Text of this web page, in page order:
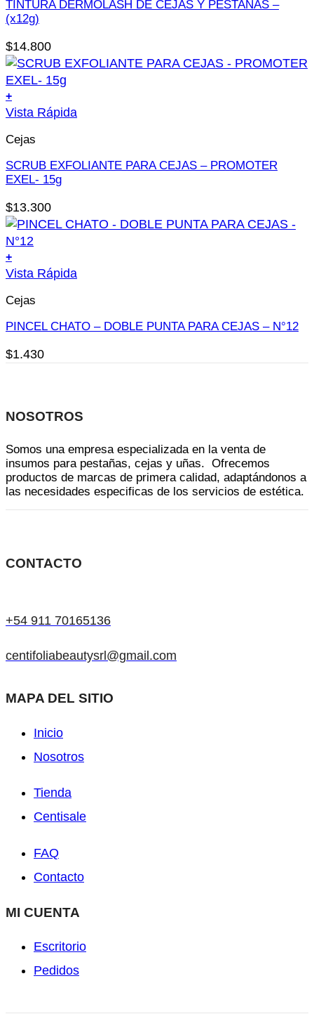
Las
se
pueden
elegir
en
la
página
producto
TINTURA DERMOLASH DE CEJAS Y PESTAÑAS –
(x12g)
$14.800
+
Vista Rápida
Cejas
SCRUB EXFOLIANTE PARA CEJAS – PROMOTER
EXEL- 15g
$13.300
+
Este
tiene
múltiples
Las
elegir
en
la
página
de
producto
Vista Rápida
Cejas
PINCEL CHATO – DOBLE PUNTA PARA CEJAS – N°12
$1.430
NOSOTROS
Somos una empresa especializada en la venta de
insumos para pestañas, cejas y uñas. Ofrecemos
productos de marcas de primera calidad, adaptándonos a
las necesidades especificas de los servicios de estética.
CONTACTO
+54 911 70165136
centifoliabeautysrl@gmail.com
MAPA DEL SITIO
Inicio
Nosotros
Tienda
Centisale
FAQ
Contacto
MI CUENTA
Escritorio
Pedidos